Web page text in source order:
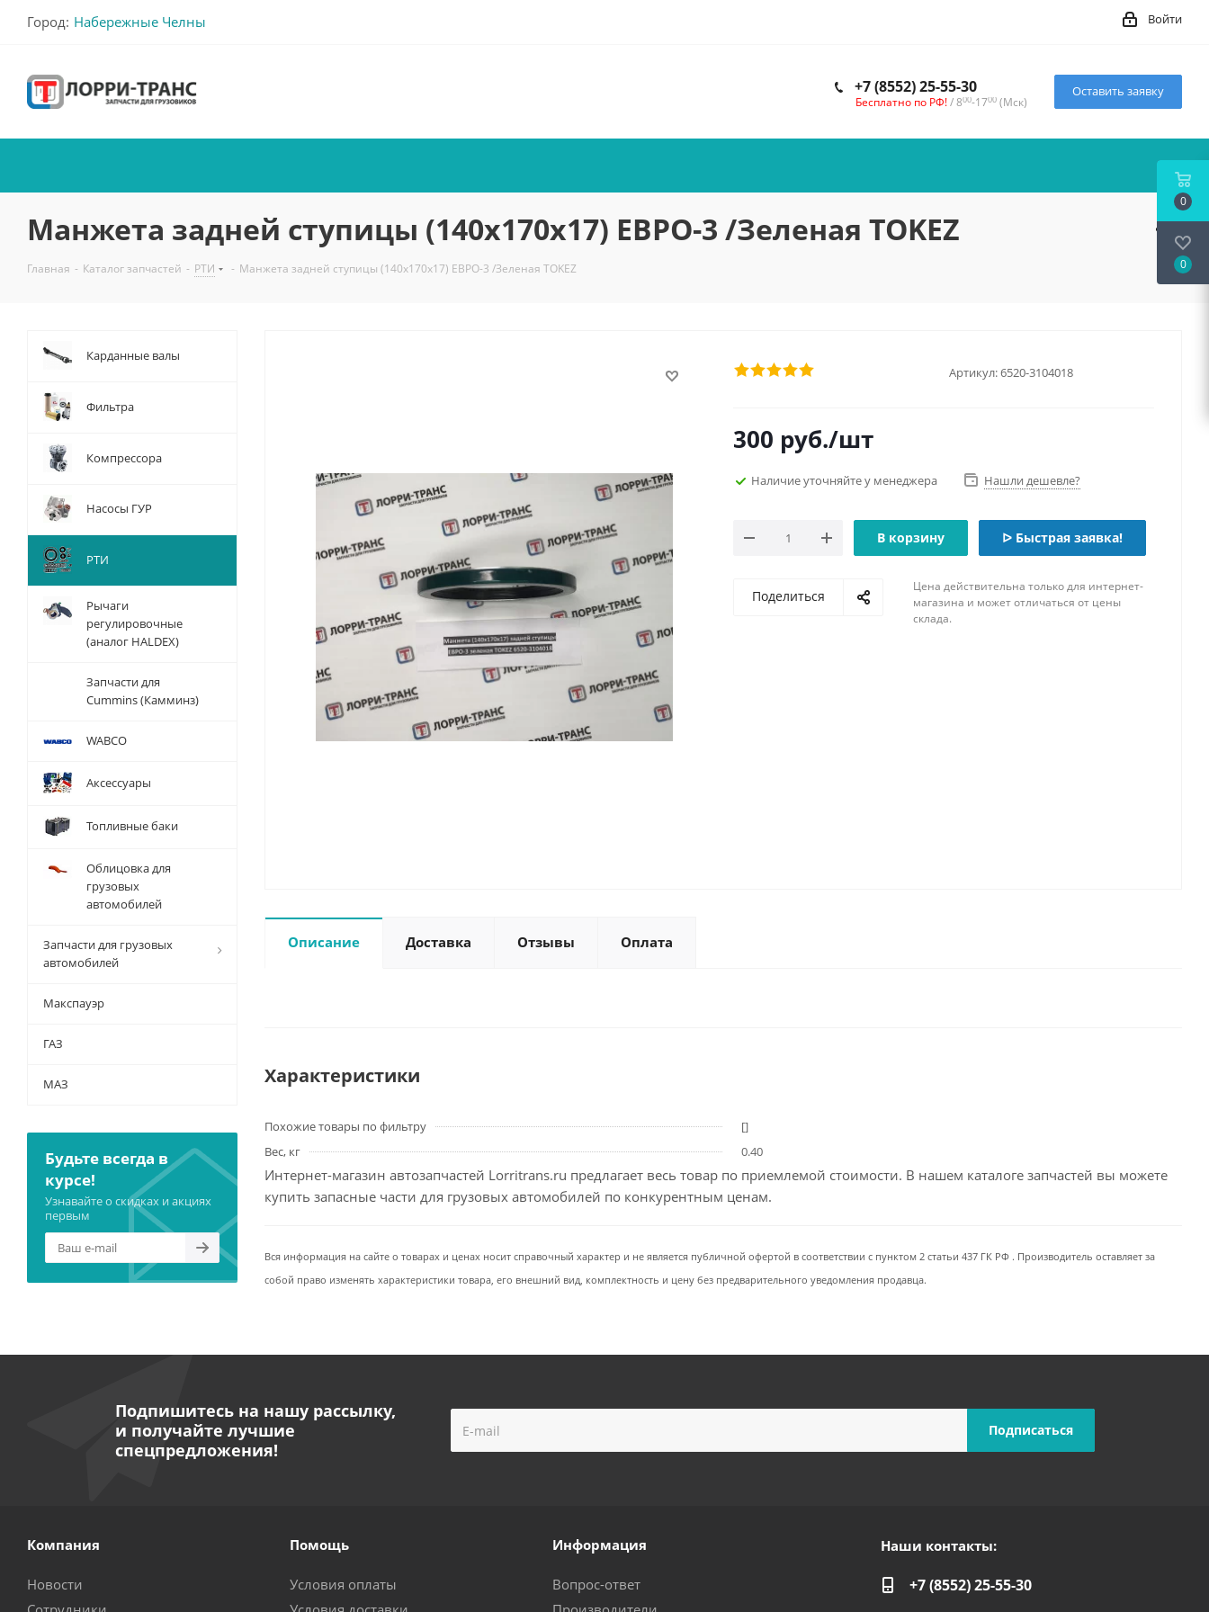
Город: Набережные Челны Войти
+7 (8552) 25-55-30
Бесплатно по РФ!/ 800-1700 (Мск)
Оставить заявку
Манжета задней ступицы (140х170х17) ЕВРО-3 /Зеленая TOKEZ
Главная - Каталог запчастей - РТИ - Манжета задней ступицы (140х170х17) ЕВРО-3 /Зеленая TOKEZ
Артикул:6520-3104018
300 руб./шт
Наличие уточняйте у менеджера Нашли дешевле?
В корзину ᐅ Быстрая заявка!
Поделиться
Цена действительна только для интернет-
магазина и может отличаться от цены
склада.
Описание Доставка Отзывы Оплата
Характеристики
Похожие товары по фильтру
[]
Вес, кг
0.40
Интернет-магазин автозапчастей Lorritrans.ru предлагает весь товар по приемлемой стоимости. В нашем каталоге запчастей вы можете
купить запасные части для грузовых автомобилей по конкурентным ценам.
Вся информация на сайте о товарах и ценах носит справочный характер и не является публичной офертой в соответствии с пунктом 2 статьи 437 ГК РФ . Производитель оставляет за
собой право изменять характеристики товара, его внешний вид, комплектность и цену без предварительного уведомления продавца.
Карданные валы
Фильтра
Компрессора
Насосы ГУР
РТИ
Рычаги
регулировочные
(аналог HALDEX)
Запчасти для
Cummins (Камминз)
WABCO
Аксессуары
Топливные баки
Облицовка для
грузовых
автомобилей
Запчасти для грузовых
автомобилей
Макспауэр
ГАЗ
МАЗ
Будьте всегда в
курсе!
Узнавайте о скидках и акциях
первым
Подпишитесь на нашу рассылку,
и получайте лучшие
спецпредложения!
Компания
Новости
Помощь
Условия оплаты
Информация
Вопрос-ответ
Наши контакты:
+7 (8552) 25-55-30
0
0